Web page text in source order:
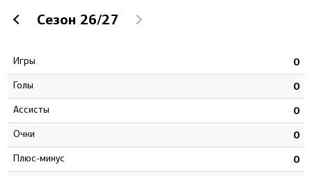
Сезон 26/27
Игры 0
Голы 0
Ассисты 0
Очки 0
Плюс-минус 0